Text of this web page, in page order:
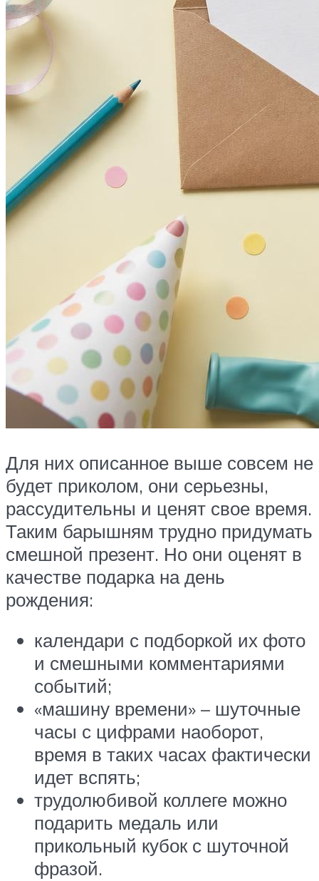
Для них описанное выше совсем не
будет приколом, они серьезны,
рассудительны и ценят свое время.
Таким барышням трудно придумать
смешной презент. Но они оценят в
качестве подарка на день
рождения:
календари с подборкой их фото
и смешными комментариями
событий;
«машину времени» – шуточные
часы с цифрами наоборот,
время в таких часах фактически
идет вспять;
трудолюбивой коллеге можно
подарить медаль или
прикольный кубок с шуточной
фразой.